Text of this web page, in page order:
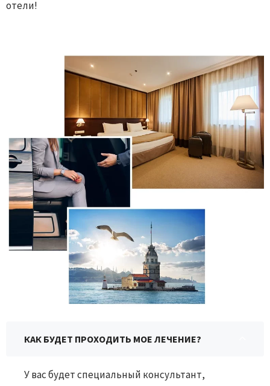
отели!​​
КАК БУДЕТ ПРОХОДИТЬ МОЕ ЛЕЧЕНИЕ?
У вас будет специальный консультант,